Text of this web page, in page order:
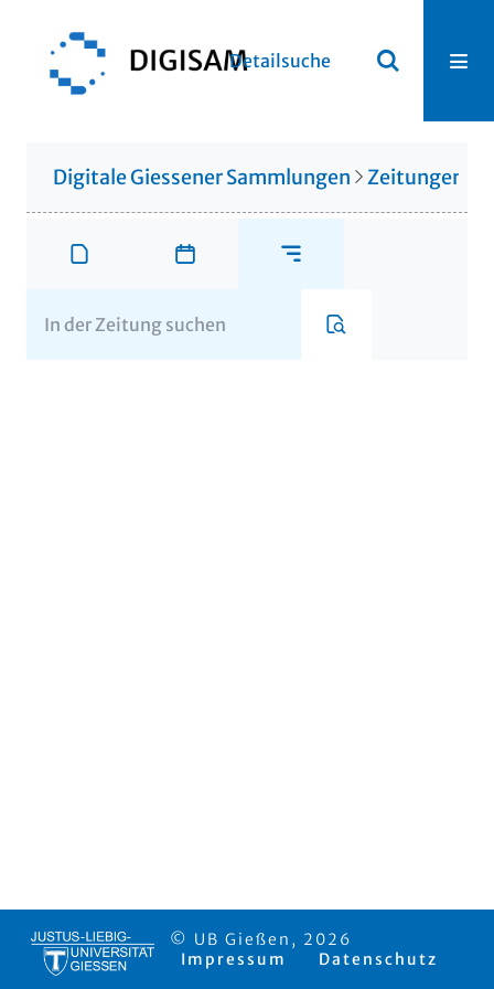
Detailsuche
Digitale Giessener Sammlungen Zeitungen
© UB Gießen, 2026
Impressum
Datenschutz